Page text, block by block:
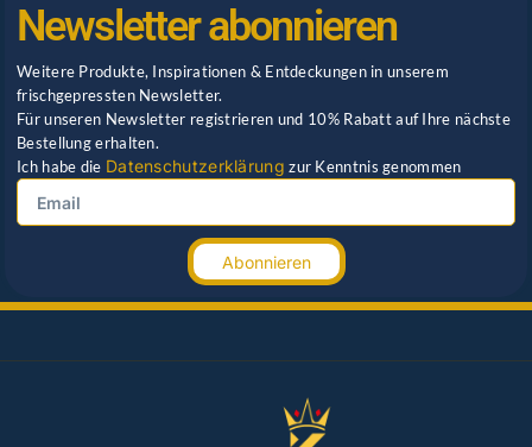
Newsletter abonnieren
Weitere Produkte, Inspirationen & Entdeckungen in unserem
frischgepressten Newsletter.
Für unseren Newsletter registrieren und 10% Rabatt auf Ihre nächste
Bestellung erhalten.
Ich habe die Datenschutzerklärung zur Kenntnis genommen
Abonnieren